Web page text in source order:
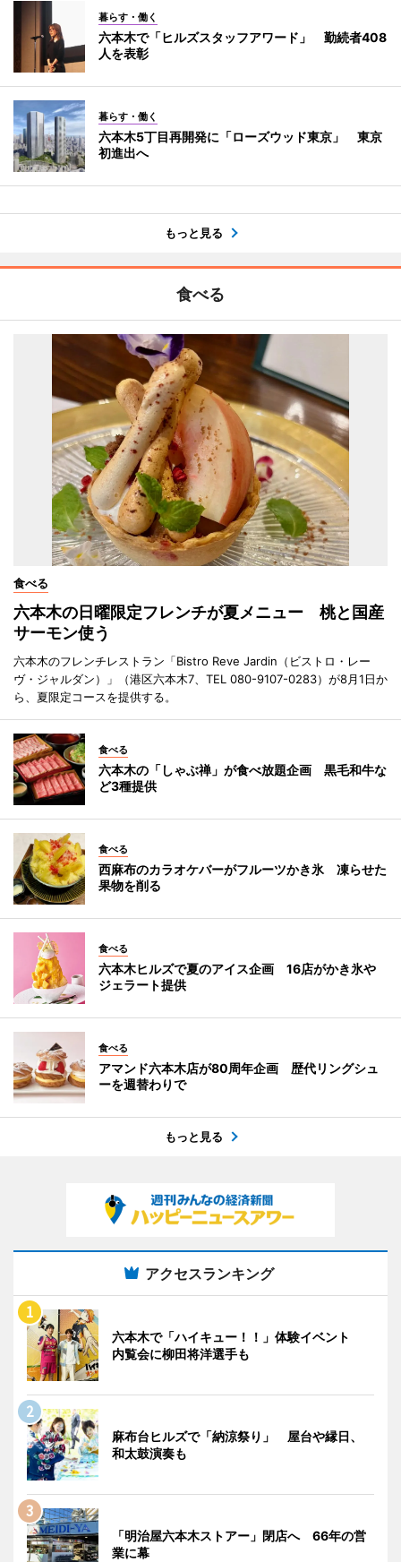
暮らす・働く
六本木で「ヒルズスタッフアワード」 勤続者408
人を表彰
暮らす・働く
六本木5丁目再開発に「ローズウッド東京」 東京
初進出へ
もっと見る
食べる
食べる
六本木の日曜限定フレンチが夏メニュー 桃と国産
サーモン使う
六本木のフレンチレストラン「Bistro Reve Jardin（ビストロ・レー
ヴ・ジャルダン）」（港区六本木7、TEL 080-9107-0283）が8月1日か
ら、夏限定コースを提供する。
食べる
六本木の「しゃぶ禅」が食べ放題企画 黒毛和牛な
ど3種提供
食べる
西麻布のカラオケバーがフルーツかき氷 凍らせた
果物を削る
食べる
六本木ヒルズで夏のアイス企画 16店がかき氷や
ジェラート提供
食べる
アマンド六本木店が80周年企画 歴代リングシュ
ーを週替わりで
もっと見る
アクセスランキング
六本木で「ハイキュー！！」体験イベント
内覧会に柳田将洋選手も
麻布台ヒルズで「納涼祭り」 屋台や縁日、
和太鼓演奏も
「明治屋六本木ストアー」閉店へ 66年の営
業に幕